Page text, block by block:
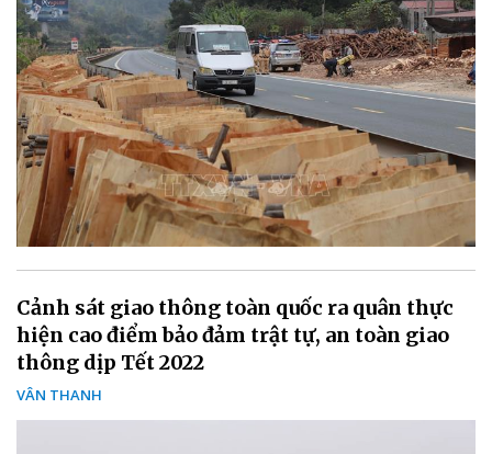
Cảnh sát giao thông toàn quốc ra quân thực
hiện cao điểm bảo đảm trật tự, an toàn giao
thông dịp Tết 2022
VÂN THANH